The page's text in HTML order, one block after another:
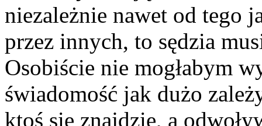
niezależnie nawet od tego
przez innych, to sędzia
Osobiście nie mogłabym
świadomość jak dużo
ktoś się znajdzie, a